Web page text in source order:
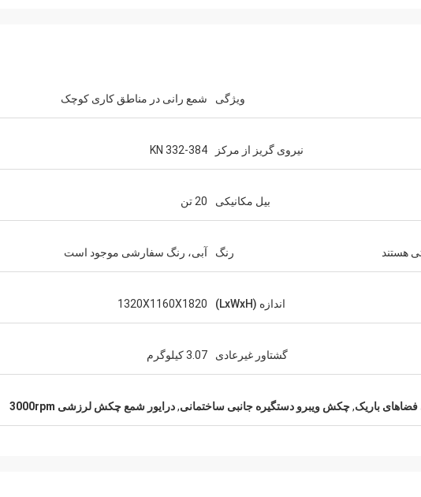
ویژگی شمع رانی در مناطق کاری کوچک
نیروی گریز از مرکز 332-384 KN
بیل مکانیکی 20 تن
هستند رنگ آبی، رنگ سفارشی موجود است
اندازه (LxWxH) 1320X1160X1820
گشتاور غیرعادی 3.07 کیلوگرم
باریک,چکش ویبرو دستگیره جانبی ساختمانی,درایور شمع چکش لرزشی 3000rpm